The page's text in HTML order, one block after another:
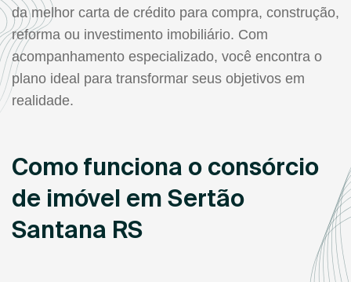
da melhor carta de crédito para compra, construção,
reforma ou investimento imobiliário. Com
acompanhamento especializado, você encontra o
plano ideal para transformar seus objetivos em
realidade.
Como funciona o consórcio
de imóvel em Sertão
Santana RS